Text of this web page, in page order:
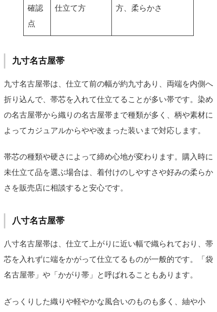
確認
点
仕立て方
方、柔らかさ
九寸名古屋帯
九寸名古屋帯は、仕立て前の幅が約九寸あり、両端を内側へ
折り込んで、帯芯を入れて仕立てることが多い帯です。染め
の名古屋帯から織りの名古屋帯まで種類が多く、柄や素材に
よってカジュアルからやや改まった装いまで対応します。
帯芯の種類や硬さによって締め心地が変わります。購入時に
未仕立て品を選ぶ場合は、着付けのしやすさや好みの柔らか
さを販売店に相談すると安心です。
八寸名古屋帯
八寸名古屋帯は、仕立て上がりに近い幅で織られており、帯
芯を入れずに端をかがって仕立てるものが一般的です。「袋
名古屋帯」や「かがり帯」と呼ばれることもあります。
ざっくりした織りや軽やかな風合いのものも多く、紬や小